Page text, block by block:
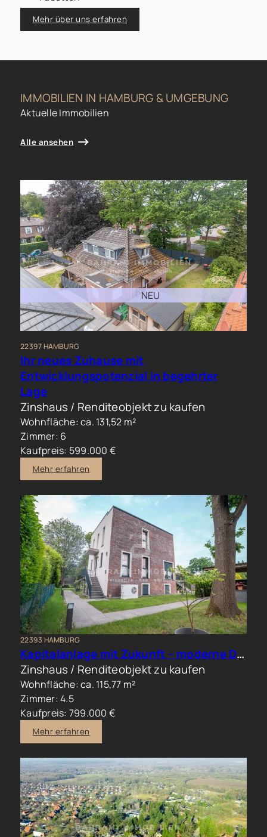
Mehr über uns erfahren
IMMOBILIEN IN HAMBURG & UMGEBUNG
Aktuelle Immobilien
Alle ansehen
NEU
22397 HAMBURG
Ihr neues Zuhause mit
Entwicklungspotenzial in begehrter
Lage
Zinshaus / Renditeobjekt zu kaufen
Wohnfläche: ca. 131,52 m²
Zimmer: 6
Kaufpreis: 599.000 €
Mehr erfahren
22393 HAMBURG
Kapitalanlage mit Zukunft – moderne Doppelhaushälfte in begehrter Wohnlage
Zinshaus / Renditeobjekt zu kaufen
Wohnfläche: ca. 115,77 m²
Zimmer: 4.5
Kaufpreis: 799.000 €
Mehr erfahren